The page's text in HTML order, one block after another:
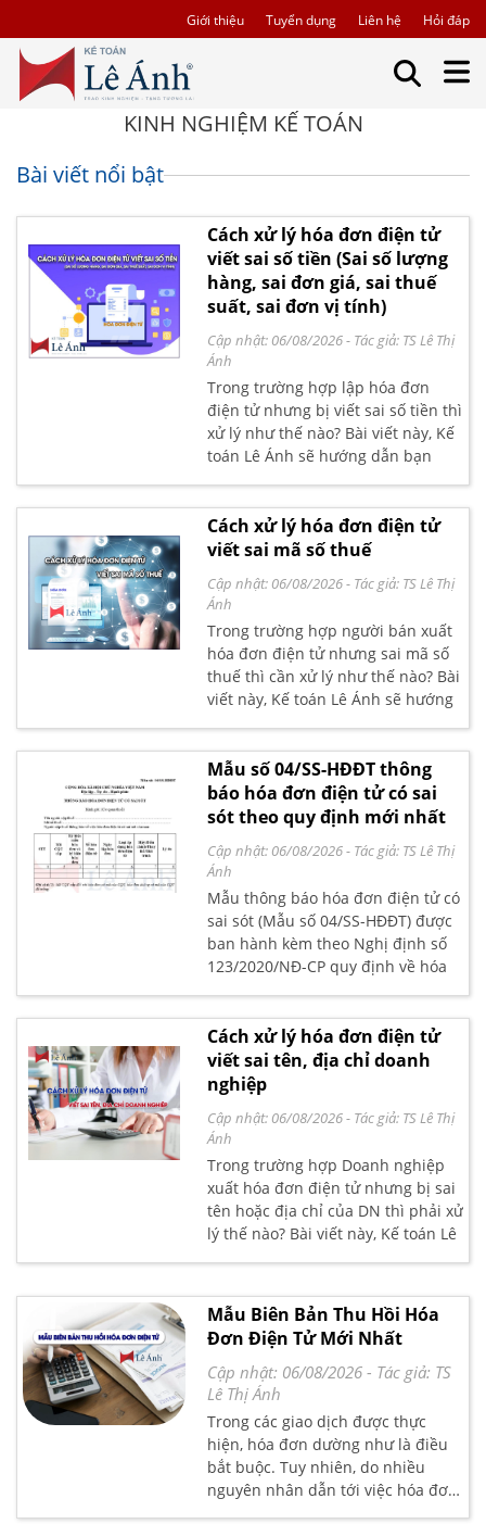
Giới thiệu Tuyển dụng Liên hệ Hỏi đáp
KINH NGHIỆM KẾ TOÁN
Bài viết nổi bật
Cách xử lý hóa đơn điện tử
viết sai số tiền (Sai số lượng
hàng, sai đơn giá, sai thuế
suất, sai đơn vị tính)
Cập nhật: 06/08/2026- Tác giả: TS Lê Thị
Ánh
Trong trường hợp lập hóa đơn
điện tử nhưng bị viết sai số tiền thì
xử lý như thế nào? Bài viết này, Kế
toán Lê Ánh sẽ hướng dẫn bạn
Cách xử lý hóa đơn điện tử
viết sai mã số thuế
Cập nhật: 06/08/2026- Tác giả: TS Lê Thị
Ánh
Trong trường hợp người bán xuất
hóa đơn điện tử nhưng sai mã số
thuế thì cần xử lý như thế nào? Bài
viết này, Kế toán Lê Ánh sẽ hướng
theo quy định mới nhất.
Mẫu số 04/SS-HĐĐT thông
báo hóa đơn điện tử có sai
sót theo quy định mới nhất
Cập nhật: 06/08/2026- Tác giả: TS Lê Thị
Ánh
Mẫu thông báo hóa đơn điện tử có
sai sót (Mẫu số 04/SS-HĐĐT) được
ban hành kèm theo Nghị định số
123/2020/NĐ-CP quy định về hóa
thi hành từ ngày 01/7/2022
Cách xử lý hóa đơn điện tử
viết sai tên, địa chỉ doanh
nghiệp
Cập nhật: 06/08/2026- Tác giả: TS Lê Thị
Ánh
Trong trường hợp Doanh nghiệp
xuất hóa đơn điện tử nhưng bị sai
tên hoặc địa chỉ của DN thì phải xử
lý thế nào? Bài viết này, Kế toán Lê
Chính phủ và Bộ Tài chính.
Mẫu Biên Bản Thu Hồi Hóa
Đơn Điện Tử Mới Nhất
Cập nhật: 06/08/2026 - Tác giả: TS
Lê Thị Ánh
Trong các giao dịch được thực
hiện, hóa đơn dường như là điều
bắt buộc. Tuy nhiên, do nhiều
nguyên nhân dẫn tới việc hóa đơn
bị sai sót. Việc lập biên bản thu hồi